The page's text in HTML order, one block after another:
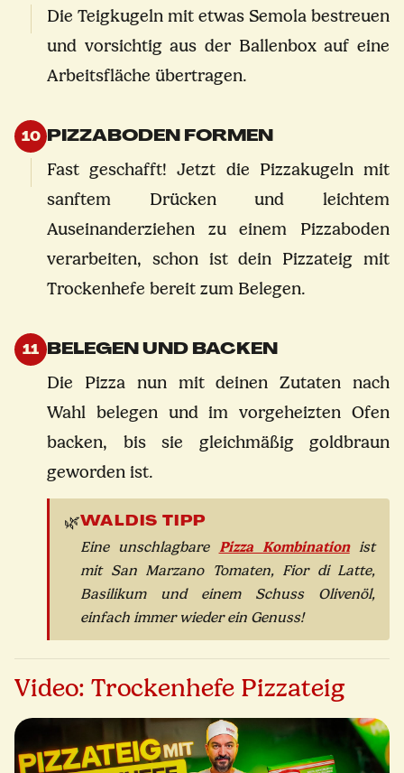
Die Teigkugeln mit etwas Semola bestreuen
und vorsichtig aus der Ballenbox auf eine
Arbeitsfläche übertragen.
10 PIZZABODEN FORMEN
Fast geschafft! Jetzt die Pizzakugeln mit
sanftem Drücken und leichtem
Auseinanderziehen zu einem Pizzaboden
verarbeiten, schon ist dein Pizzateig mit
Trockenhefe bereit zum Belegen.
11 BELEGEN UND BACKEN
Die Pizza nun mit deinen Zutaten nach
Wahl belegen und im vorgeheizten Ofen
backen, bis sie gleichmäßig goldbraun
geworden ist.
🌿WALDIS TIPP
Eine unschlagbare Pizza Kombinationist
mit San Marzano Tomaten, Fior di Latte,
Basilikum und einem Schuss Olivenöl,
einfach immer wieder ein Genuss!
Video: Trockenhefe Pizzateig